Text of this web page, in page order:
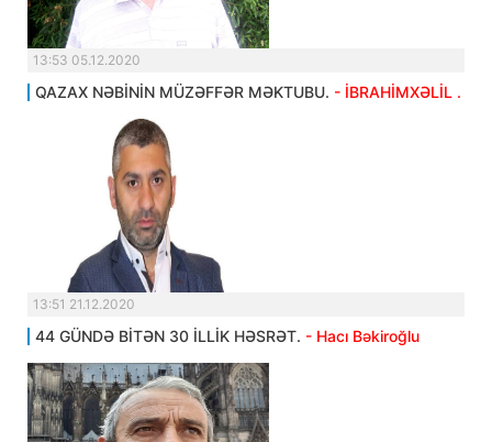
13:53 05.12.2020
QAZAX NƏBİNİN MÜZƏFFƏR MƏKTUBU. - İBRAHİMXƏLİL .
13:51 21.12.2020
44 GÜNDƏ BİTƏN 30 İLLİK HƏSRƏT. - Hacı Bəkiroğlu